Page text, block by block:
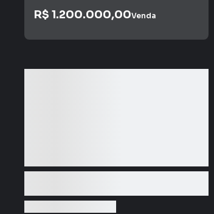
R$ 1.200.000,00Venda